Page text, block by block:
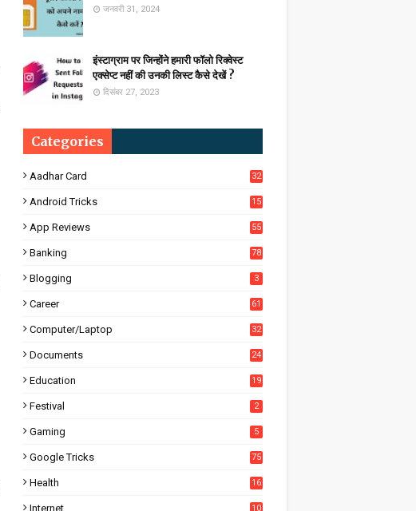
जनवरी 31, 2024
इंस्टाग्राम पर जिन्होंने हमारी फॉलो रिक्वेस्ट
एक्सेप्ट नहीं की उनकी लिस्ट कैसे देखें ?
दिसंबर 27, 2023
Categories
Aadhar Card 32
Android Tricks
15
App Reviews 55
Banking 78
Blogging 3
Career 61
Computer/Laptop 32
Documents 24
Education
19
Festival 2
Gaming 5
Google Tricks 75
Health 16
Internet
10